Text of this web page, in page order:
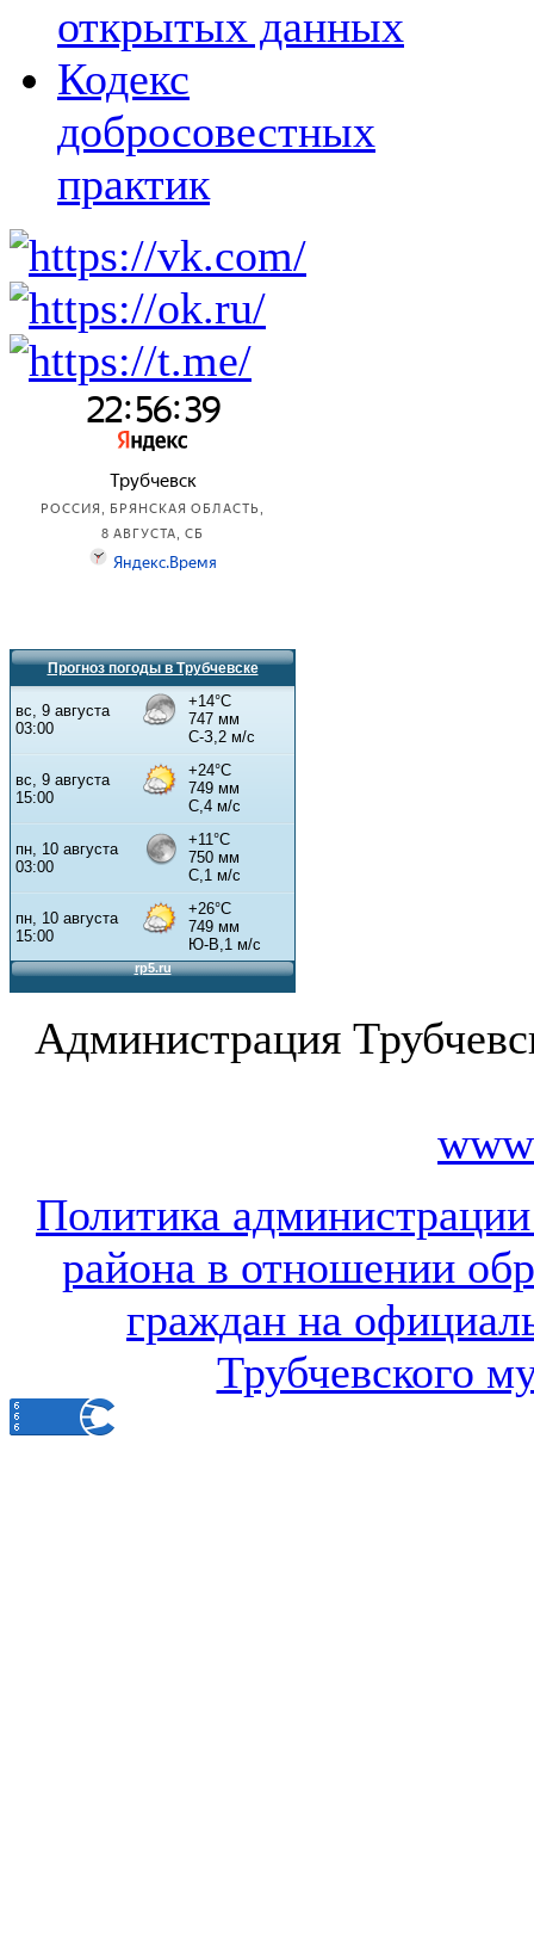
открытых данных
Кодекс
добросовестных
практик
Прогноз погоды в Трубчевске
Администрация
Политика
района в отношении
граждан на
Трубчевского